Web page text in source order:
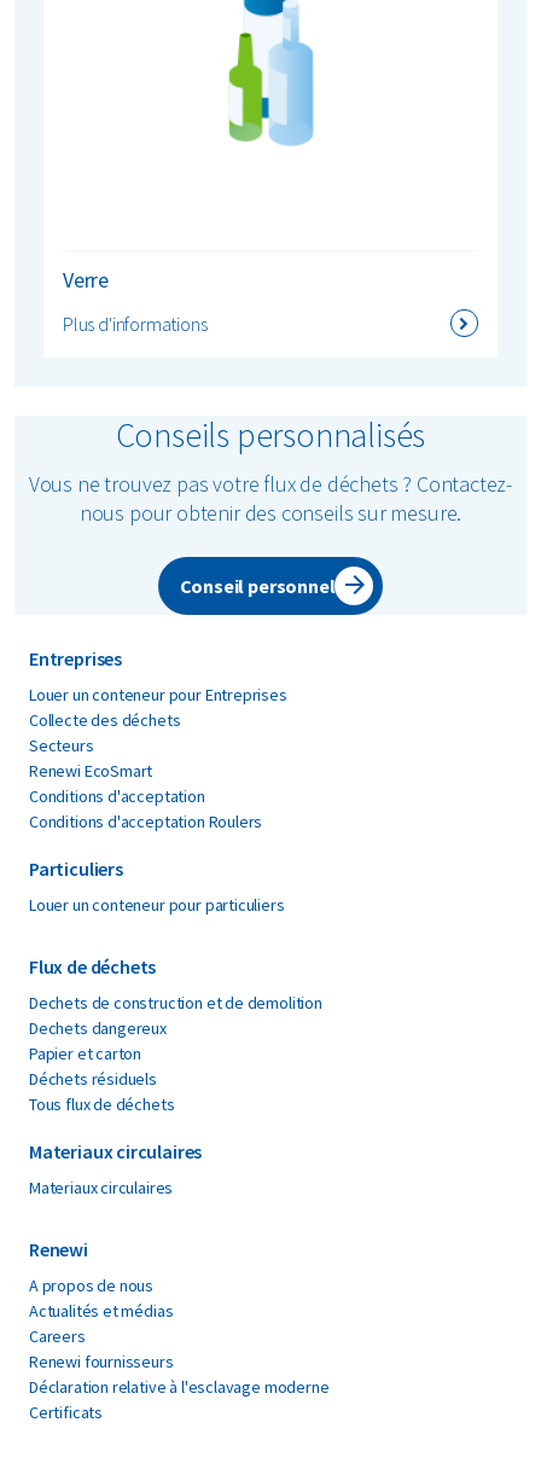
Verre
Plus d'informations
Conseils personnalisés
Vous ne trouvez pas votre flux de déchets ? Contactez-
nous pour obtenir des conseils sur mesure.
Conseil personnel
Entreprises
Louer un conteneur pour Entreprises
Collecte des déchets
Secteurs
Renewi EcoSmart
Conditions d'acceptation
Conditions d'acceptation Roulers
Particuliers
Louer un conteneur pour particuliers
Flux de déchets
Dechets de construction et de demolition
Dechets dangereux
Papier et carton
Déchets résiduels
Tous flux de déchets
Materiaux circulaires
Materiaux circulaires
Renewi
A propos de nous
Actualités et médias
Careers
Renewi fournisseurs
Déclaration relative à l'esclavage moderne
Certificats